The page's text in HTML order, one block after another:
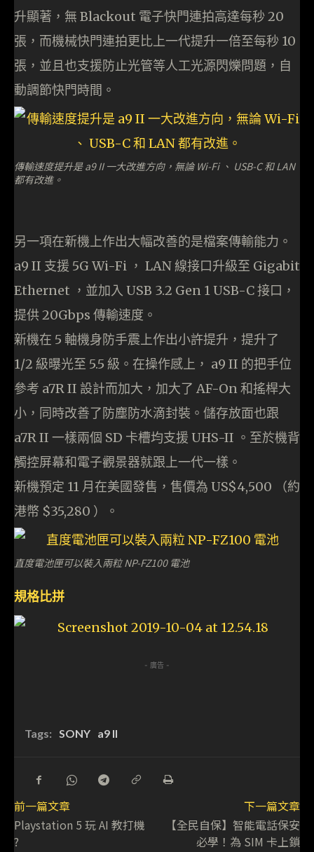
升顯著，無 Blackout 電子快門連拍高達每秒 20
張，而機械快門連拍更比上一代提升一倍至每秒 10
張，並且也支援防止光管等人工光源閃爍問題，自
動調節快門時間。
傳輸速度提升是 a9 II 一大改進方向，無論 Wi-Fi 、 USB-C 和 LAN
都有改進。
另一項在新機上作出大幅改善的是檔案傳輸能力。
a9 II 支援 5G Wi-Fi ， LAN 線接口升級至 Gigabit
Ethernet ，並加入 USB 3.2 Gen 1 USB-C 接口，
提供 20Gbps 傳輸速度。
新機在 5 軸機身防手震上作出小許提升，提升了
1/2 級曝光至 5.5 級。在操作感上， a9 II 的把手位
參考 a7R II 設計而加大，加大了 AF-On 和搖桿大
小，同時改善了防塵防水滴封裝。儲存放面也跟
a7R II 一樣兩個 SD 卡槽均支援 UHS-II 。至於機背
觸控屏幕和電子觀景器就跟上一代一樣。
新機預定 11 月在美國發售，售價為 US$4,500 （約
港幣 $35,280 ）。
直度電池匣可以裝入兩粒 NP-FZ100 電池
規格比拼
- 廣告 -
Tags: SONY a9 II
前一篇文章
Playstation 5 玩 AI 教打機
?
下一篇文章
【全民自保】智能電話保安
必學！為 SIM 卡上鎖